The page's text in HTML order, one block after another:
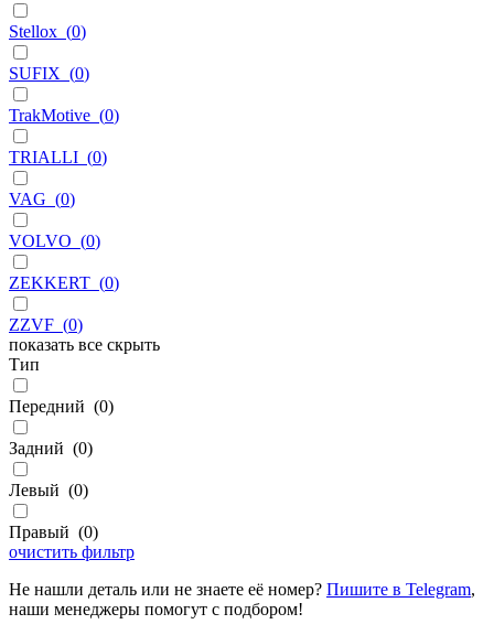
Stellox (0)
SUFIX (0)
TrakMotive (0)
TRIALLI (0)
VAG (0)
VOLVO (0)
ZEKKERT (0)
ZZVF (0)
показать все скрыть
Тип
Передний (0)
Задний (0)
Левый (0)
Правый (0)
очистить фильтр
Не нашли деталь или не знаете её номер? Пишите в Telegram,
наши менеджеры помогут с подбором!